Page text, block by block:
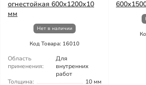
огнестойкая 600x1200x10
мм
Нет в наличии
Код Товара: 16010
Область
применения:
Для
внутренних
работ
Толщина:
10 мм